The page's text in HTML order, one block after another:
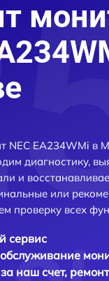
NEC EA234WMi в
диагностику,
и
или
проверку всех
сервис
наш счет,